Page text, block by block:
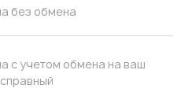
без обмена
с учетом обмена на ваш